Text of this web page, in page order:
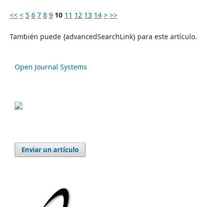
<< < 5 6 7 8 9 10 11 12 13 14 > >>
También puede {advancedSearchLink} para este artículo.
Open Journal Systems
Enviar un artículo